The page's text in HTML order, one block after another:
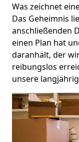
Was zeichnet
Das Geheimnis
anschließenden
einen Plan hat
daranhält, der
reibungslos
unsere